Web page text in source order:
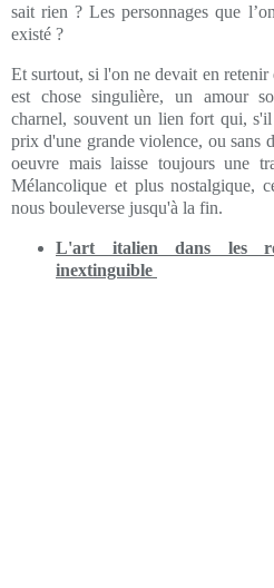
sait rien ? Les personnages que
existé ?
Et surtout, si l'on ne devait en
est chose singulière, un amour
charnel, souvent un lien fort qui,
prix d'une grande violence, ou sans
oeuvre mais laisse toujours une
Mélancolique et plus nostalgique,
nous bouleverse jusqu'à la fin.
L'art italien dans les
inextinguible